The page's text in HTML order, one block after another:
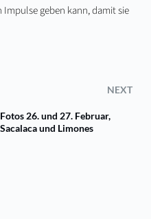
geben kann, damit sie
NEXT
Fotos 26. und 27. Februar,
Sacalaca und Limones